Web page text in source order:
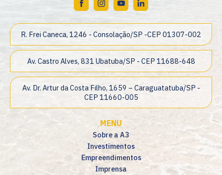
R. Frei Caneca, 1246 - Consolação/SP -CEP 01307-002
Av. Castro Alves, 831 Ubatuba/SP - CEP 11688-648
Av. Dr. Artur da Costa Filho, 1659 – Caraguatatuba/SP -
CEP 11660-005
MENU
Sobre a A3
Investimentos
Empreendimentos
Imprensa